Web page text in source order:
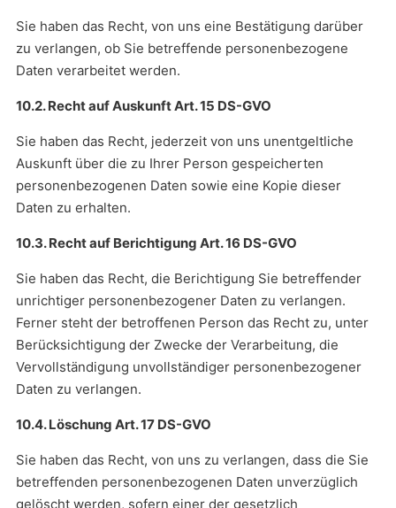
Sie haben das Recht, von uns eine Bestätigung darüber
zu verlangen, ob Sie betreffende personenbezogene
Daten verarbeitet werden.
10.2. Recht auf Auskunft Art. 15 DS-GVO
Sie haben das Recht, jederzeit von uns unentgeltliche
Auskunft über die zu Ihrer Person gespeicherten
personenbezogenen Daten sowie eine Kopie dieser
Daten zu erhalten.
10.3. Recht auf Berichtigung Art. 16 DS-GVO
Sie haben das Recht, die Berichtigung Sie betreffender
unrichtiger personenbezogener Daten zu verlangen.
Ferner steht der betroffenen Person das Recht zu, unter
Berücksichtigung der Zwecke der Verarbeitung, die
Vervollständigung unvollständiger personenbezogener
Daten zu verlangen.
10.4. Löschung Art. 17 DS-GVO
Sie haben das Recht, von uns zu verlangen, dass die Sie
betreffenden personenbezogenen Daten unverzüglich
gelöscht werden, sofern einer der gesetzlich